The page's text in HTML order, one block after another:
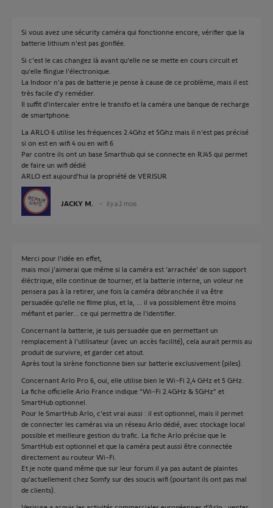
Si vous avez une sécurity caméra qui fonctionne encore, vérifier que la
batterie lithium n'est pas gonflée.
Si c'est le cas changez là avant qu'elle ne se mette en cours circuit et
qu'elle flingue l'électronique.
La Indoor n'a pas de batterie je pense à cause de ce problème, mais il est
très facile d'y remédier.
Il suffit d'intercaler entre le transfo et la caméra une banque de recharge
de smartphone.
La ARLO 6 utilise les fréquences 2.4Ghz et 5Ghz mais il n'est pas précisé
si on est en wifi 4 ou en wifi 6
Par contre ils ont un base Smarthub qui se connecte en RJ45 qui permet
de faire un wifi dédié
ARLO est aujourd'hui la propriété de VERISUR
JACKY M. il y a 2 mois
Merci pour l'idée en effet,
mais moi j'aimerai que même si la caméra est 'arrachée' de son support
éléctrique, elle continue de tourner, et la batterie interne, un voleur ne
pensera pas à la retirer, une fois la caméra débranchée il va être
persuadée qu'elle ne filme plus, et la, ... il va possiblement être moins
méfiant et parler... ce qui permettra de l'identifier.
Concernant la batterie, je suis persuadée que en permettant un
remplacement à l'utilisateur (avec un accès facilité), cela aurait permis au
produit de survivre, et garder cet atout.
Après tout la sirène fonctionne bien sur batterie exclusivement (piles).
Concernant Arlo Pro 6, oui, elle utilise bien le Wi-Fi 2,4 GHz et 5 GHz.
La fiche officielle Arlo France indique “Wi-Fi 2.4GHz & 5GHz” et
SmartHub optionnel.
Pour le SmartHub Arlo, c’est vrai aussi : il est optionnel, mais il permet
de connecter les caméras via un réseau Arlo dédié, avec stockage local
possible et meilleure gestion du trafic. La fiche Arlo précise que le
SmartHub est optionnel et que la caméra peut aussi être connectée
directement au routeur Wi-Fi.
Et je note quand même que sur leur forum il ya pas autant de plaintes
qu'actuellement chez Somfy sur des soucis wifi (pourtant ils ont pas mal
de clients).